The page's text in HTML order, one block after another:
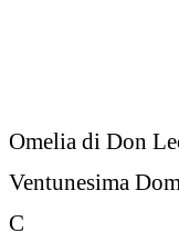
Omelia di Don
Ventunesima
C